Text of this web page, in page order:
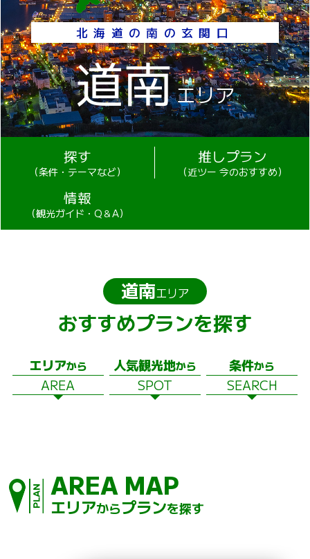
北海道の南の玄関口
道南エリア
探す
（条件・テーマなど）
推しプラン
（近ツー 今のおすすめ）
情報
（観光ガイド・Q＆A）
道南エリア
おすすめプランを探す
エリアから
AREA
人気観光地から
SPOT
条件から
SEARCH
AREA MAP
エリアからプランを探す